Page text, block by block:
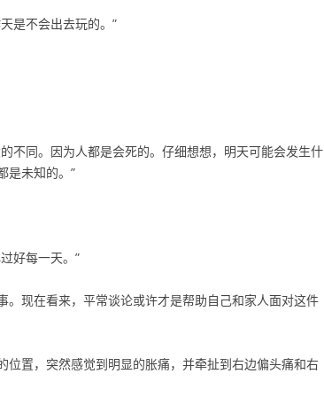
是不会出去玩的。”
不同。因为人都是会死的。仔细想想，明天可能会发生什
是未知的。”
好每一天。”
。现在看来，平常谈论或许才是帮助自己和家人面对这件
位置，突然感觉到明显的胀痛，并牵扯到右边偏头痛和右